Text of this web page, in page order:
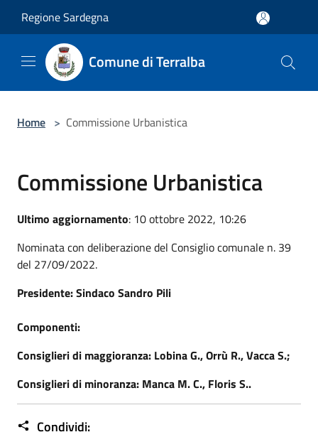
Regione Sardegna
Comune di Terralba
Home > Commissione Urbanistica
Commissione Urbanistica
Ultimo aggiornamento: 10 ottobre 2022, 10:26
Nominata con deliberazione del Consiglio comunale n. 39
del 27/09/2022.
Presidente: Sindaco Sandro Pili
Componenti:
Consiglieri di maggioranza: Lobina G., Orrù R., Vacca S.;
Consiglieri di minoranza: Manca M. C., Floris S..
Condividi: